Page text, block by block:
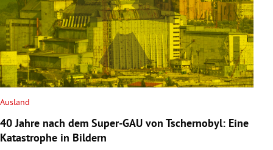
Ausland
40 Jahre nach dem Super-GAU von Tschernobyl: Eine
Katastrophe in Bildern